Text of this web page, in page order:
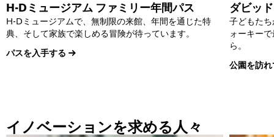
H-Dミュージアム ファミリー年間パス
H-Dミュージアムで、無制限の来館、年間を通じた特
典、そして家族で楽しめる冒険が待っています。
パスを入手する
ダビッ
子どもた
ォーキー
ら。
公園を訪
イノベーションを求める人々